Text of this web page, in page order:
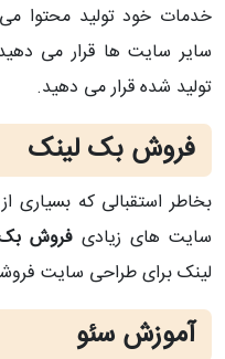
خدمات خود تولید محتوا می
سایر سایت ها قرار می
تولید شده قرار می دهید.
فروش بک لینک
بخاطر استقبالی که بسیاری
سایت های زیادی فروش
لینک برای طراحی سایت
آموزش سئو